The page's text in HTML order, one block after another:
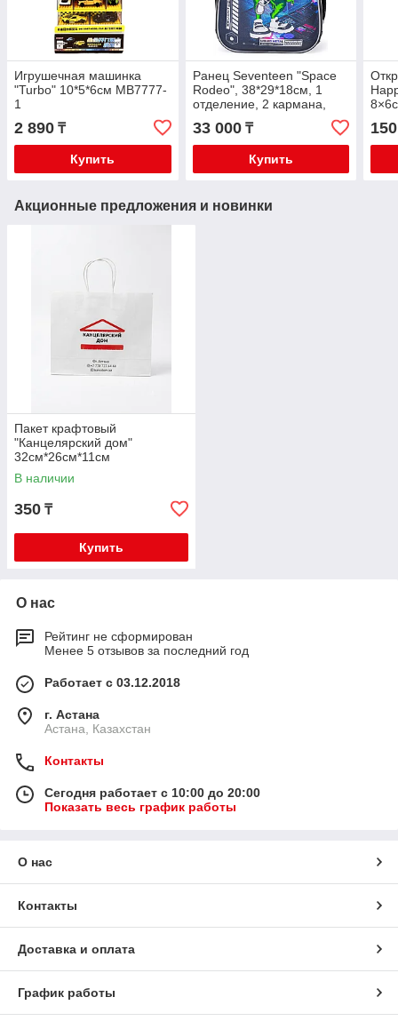
Игрушечная машинка
"Turbo" 10*5*6см MB7777-
1
2 890 ₸
Купить
Ранец Seventeen "Space
Rodeo", 38*29*18см, 1
отделение, 2 кармана,
SKJB-UT6-966L
33 000₸
Купить
150
Акционные предложения и новинки
Пакет крафтовый
"Канцелярский дом"
32см*26см*11см
В наличии
350 ₸
Купить
О нас
Рейтинг не сформирован
Менее 5 отзывов за последний год
Работает с 03.12.2018
г. Астана
Астана, Казахстан
Контакты
Сегодня работает с 10:00 до 20:00
Показать весь график работы
О нас
Контакты
Доставка и оплата
График работы